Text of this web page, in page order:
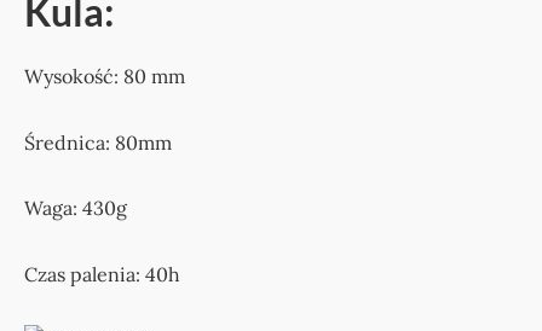
Kula:
Wysokość: 80 mm
Średnica: 80mm
Waga: 430g
Czas palenia: 40h